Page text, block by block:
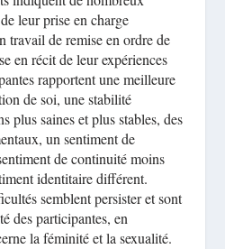
leur prise en charge
travail de remise en ordre de
en récit de leur expériences
rapportent une meilleure
de soi, une stabilité
plus saines et plus stables, des
un sentiment de
de continuité moins
identitaire différent.
semblent persister et sont
des participantes, en
la féminité et la sexualité.